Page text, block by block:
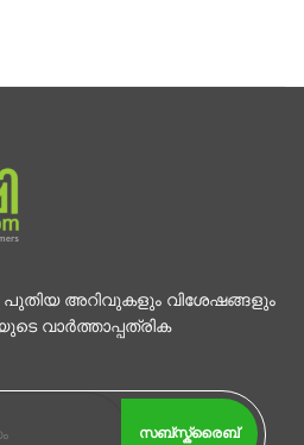
പുതിയ അറിവുകളും വിശേഷങ്ങളും
വാര്‍ത്താപ്പത്രിക
സബ്സ്ക്രൈബ്